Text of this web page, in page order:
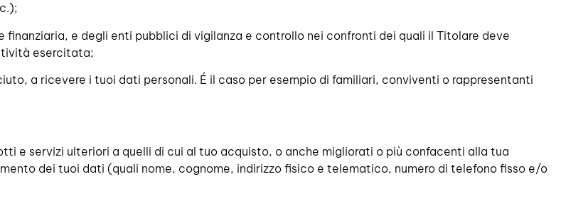
finanziaria, e degli enti pubblici di vigilanza e controllo nei confronti dei quali il Titolare deve
esercitata;
a ricevere i tuoi dati personali. É il caso per esempio di familiari, conviventi o rappresentanti
e servizi ulteriori a quelli di cui al tuo acquisto, o anche migliorati o più confacenti alla tua
dei tuoi dati (quali nome, cognome, indirizzo fisico e telematico, numero di telefono fisso e/o